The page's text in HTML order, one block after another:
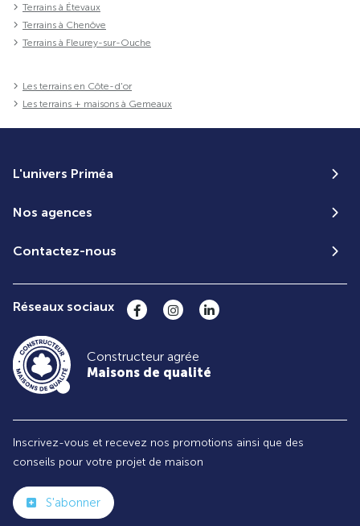
Terrains à Étevaux
Terrains à Chenôve
Terrains à Fleurey-sur-Ouche
Les terrains en Côte-d'or
Les terrains + maisons à Gemeaux
L'univers Priméa
Nos agences
Contactez-nous
Réseaux sociaux
Constructeur agrée
Maisons de qualité
Inscrivez-vous et recevez nos promotions ainsi que des
conseils pour votre projet de maison
S'abonner